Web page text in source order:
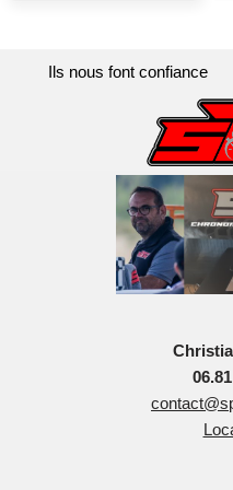
Ils nous font confiance